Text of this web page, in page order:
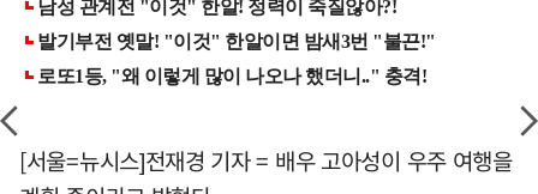
[서울=뉴시스]전재경 기자 = 배우 고아성이 우주 여행을